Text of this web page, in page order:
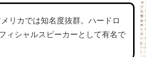
リカでは知名度抜群。ハードロ
ィシャルスピーカーとして有名で